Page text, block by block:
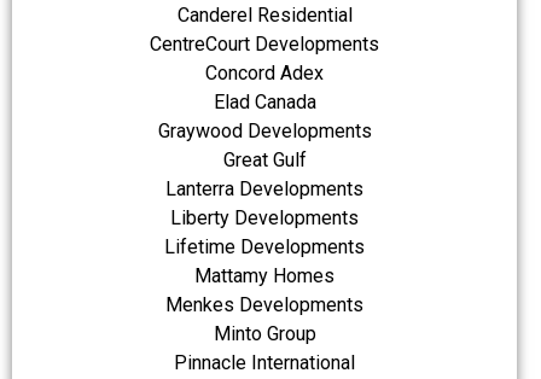
Canderel Residential
CentreCourt Developments
Concord Adex
Elad Canada
Graywood Developments
Great Gulf
Lanterra Developments
Liberty Developments
Lifetime Developments
Mattamy Homes
Menkes Developments
Minto Group
Pinnacle International